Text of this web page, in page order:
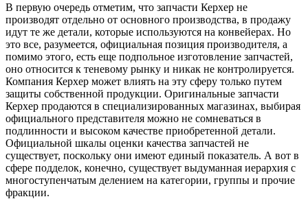
В первую очередь отметим, что запчасти Керхер не
производят отдельно от основного производства, в продажу
идут те же детали, которые используются на конвейерах. Но
это все, разумеется, официальная позиция производителя, а
помимо этого, есть еще подпольное изготовление запчастей,
оно относится к теневому рынку и никак не контролируется.
Компания Керхер может влиять на эту сферу только путем
защиты собственной продукции. Оригинальные запчасти
Керхер продаются в специализированных магазинах, выбирая
официального представителя можно не сомневаться в
подлинности и высоком качестве приобретенной детали.
Официальной шкалы оценки качества запчастей не
существует, поскольку они имеют единый показатель. А вот в
сфере подделок, конечно, существует выдуманная иерархия с
многоступенчатым делением на категории, группы и прочие
фракции.